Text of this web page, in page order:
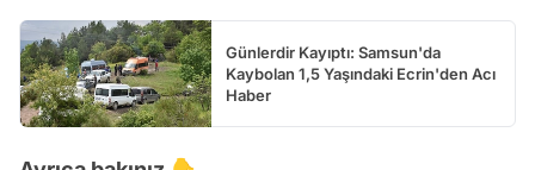
Günlerdir Kayıptı: Samsun'da
Kaybolan 1,5 Yaşındaki Ecrin'den Acı
Haber